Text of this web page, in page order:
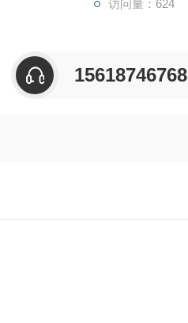
访问量：624
15618746768